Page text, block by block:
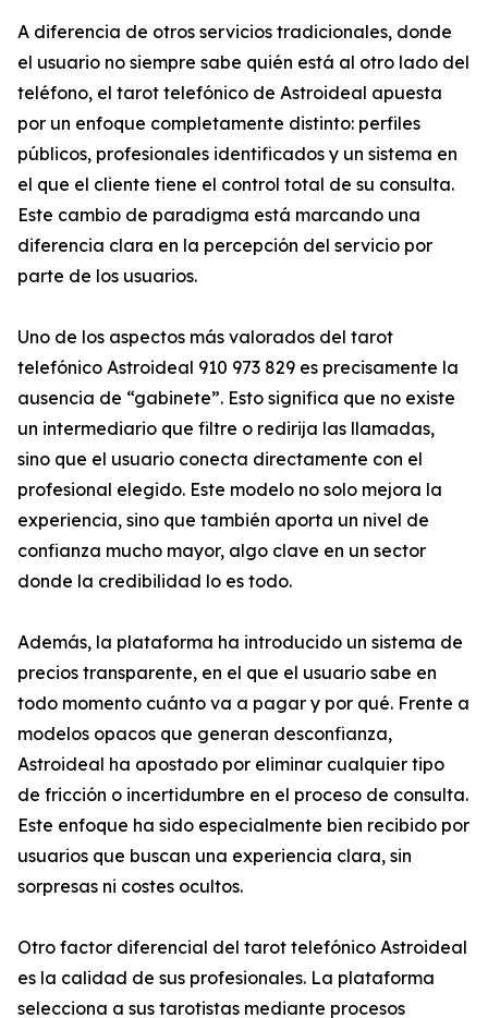
A diferencia de otros servicios tradicionales, donde
el usuario no siempre sabe quién está al otro lado del
teléfono, el tarot telefónico de Astroideal apuesta
por un enfoque completamente distinto: perfiles
públicos, profesionales identificados y un sistema en
el que el cliente tiene el control total de su consulta.
Este cambio de paradigma está marcando una
diferencia clara en la percepción del servicio por
parte de los usuarios.
Uno de los aspectos más valorados del tarot
telefónico Astroideal 910 973 829 es precisamente la
ausencia de “gabinete”. Esto significa que no existe
un intermediario que filtre o redirija las llamadas,
sino que el usuario conecta directamente con el
profesional elegido. Este modelo no solo mejora la
experiencia, sino que también aporta un nivel de
confianza mucho mayor, algo clave en un sector
donde la credibilidad lo es todo.
Además, la plataforma ha introducido un sistema de
precios transparente, en el que el usuario sabe en
todo momento cuánto va a pagar y por qué. Frente a
modelos opacos que generan desconfianza,
Astroideal ha apostado por eliminar cualquier tipo
de fricción o incertidumbre en el proceso de consulta.
Este enfoque ha sido especialmente bien recibido por
usuarios que buscan una experiencia clara, sin
sorpresas ni costes ocultos.
Otro factor diferencial del tarot telefónico Astroideal
es la calidad de sus profesionales. La plataforma
selecciona a sus tarotistas mediante procesos